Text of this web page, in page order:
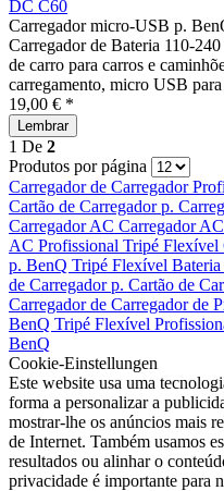
DC C60
Carregador micro-USB p.
Carregador de Bateria 110-
de carro para carros e
carregamento, micro USB
19,00 € *
Lembrar
1 De 2
Produtos por página
Carregador de Carregador
Cartão de Carregador p.
Carregador AC Carregador AC
AC Profissional Tripé Flexível
p. BenQ Tripé Flexível
de Carregador p. Cartão de
Carregador de Carregador de
BenQ Tripé Flexível
BenQ
Cookie-Einstellungen
Este website usa uma
forma a personalizar a
mostrar-lhe os anúncios mais
de Internet. Também usamos
resultados ou alinhar o
privacidade é importante para